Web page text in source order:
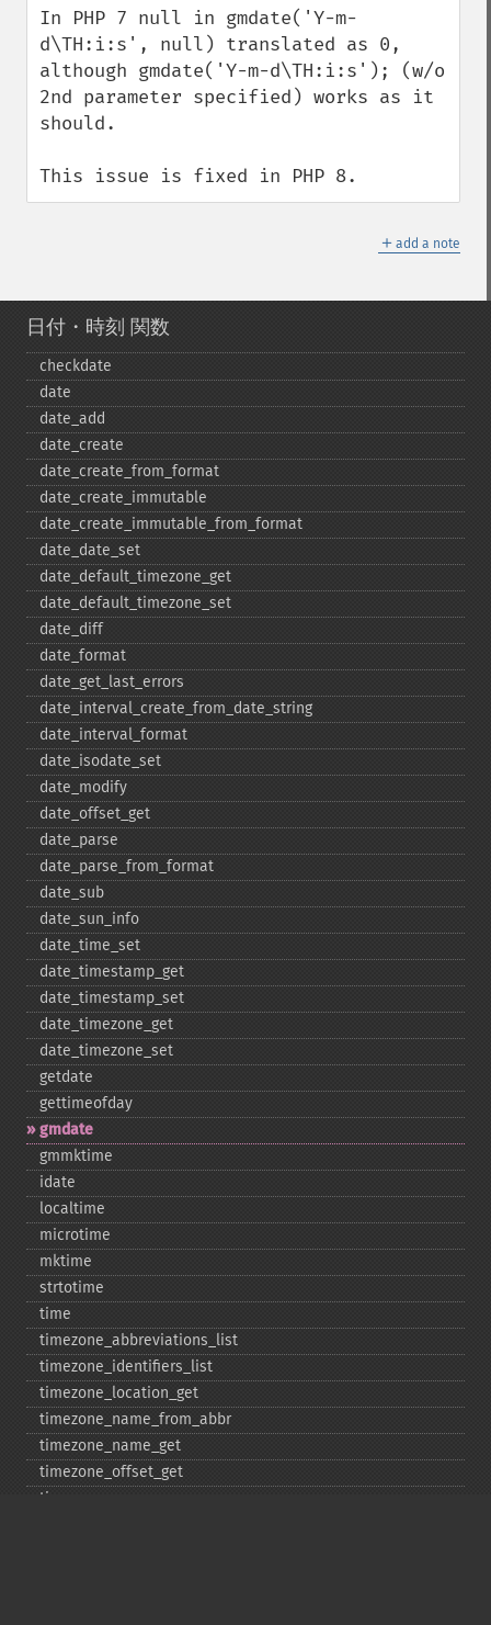
In PHP 7 null in gmdate('Y-m-
d\TH:i:s', null) translated as 0,
although gmdate('Y-m-d\TH:i:s'); (w/o
2nd parameter specified) works as it
should.
This issue is fixed in PHP 8.
＋ add a note
日付・時刻 関数
checkdate
date
date_​add
date_​create
date_​create_​from_​format
date_​create_​immutable
date_​create_​immutable_​from_​format
date_​date_​set
date_​default_​timezone_​get
date_​default_​timezone_​set
date_​diff
date_​format
date_​get_​last_​errors
date_​interval_​create_​from_​date_​string
date_​interval_​format
date_​isodate_​set
date_​modify
date_​offset_​get
date_​parse
date_​parse_​from_​format
date_​sub
date_​sun_​info
date_​time_​set
date_​timestamp_​get
date_​timestamp_​set
date_​timezone_​get
date_​timezone_​set
getdate
gettimeofday
gmdate
gmmktime
idate
localtime
microtime
mktime
strtotime
time
timezone_​abbreviations_​list
timezone_​identifiers_​list
timezone_​location_​get
timezone_​name_​from_​abbr
timezone_​name_​get
timezone_​offset_​get
timezone_​open